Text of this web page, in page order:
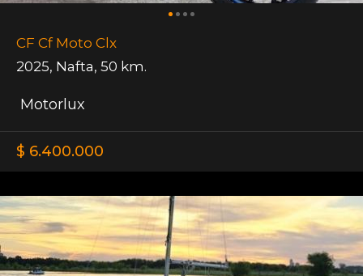
CF Cf Moto Clx
2025, Nafta, 50 km.
Motorlux
$ 6.400.000